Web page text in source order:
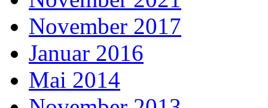
November 2017
Januar 2016
Mai 2014